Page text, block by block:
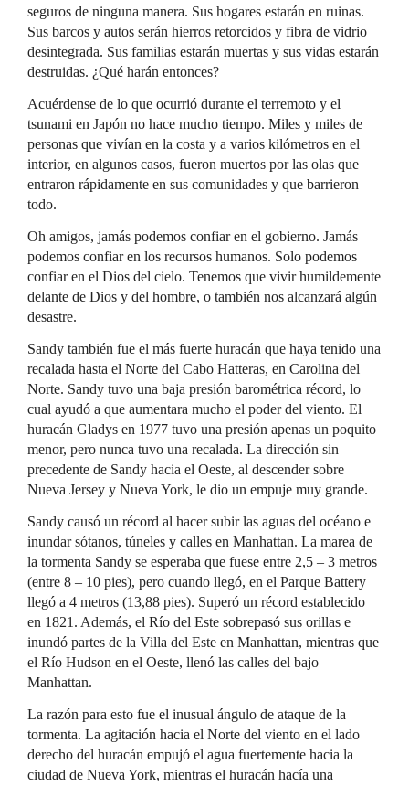
seguros de ninguna manera. Sus hogares estarán en ruinas.
Sus barcos y autos serán hierros retorcidos y fibra de vidrio
desintegrada. Sus familias estarán muertas y sus vidas estarán
destruidas. ¿Qué harán entonces?
Acuérdense de lo que ocurrió durante el terremoto y el
tsunami en Japón no hace mucho tiempo. Miles y miles de
personas que vivían en la costa y a varios kilómetros en el
interior, en algunos casos, fueron muertos por las olas que
entraron rápidamente en sus comunidades y que barrieron
todo.
Oh amigos, jamás podemos confiar en el gobierno. Jamás
podemos confiar en los recursos humanos. Solo podemos
confiar en el Dios del cielo. Tenemos que vivir humildemente
delante de Dios y del hombre, o también nos alcanzará algún
desastre.
Sandy también fue el más fuerte huracán que haya tenido una
recalada hasta el Norte del Cabo Hatteras, en Carolina del
Norte. Sandy tuvo una baja presión barométrica récord, lo
cual ayudó a que aumentara mucho el poder del viento. El
huracán Gladys en 1977 tuvo una presión apenas un poquito
menor, pero nunca tuvo una recalada. La dirección sin
precedente de Sandy hacia el Oeste, al descender sobre
Nueva Jersey y Nueva York, le dio un empuje muy grande.
Sandy causó un récord al hacer subir las aguas del océano e
inundar sótanos, túneles y calles en Manhattan. La marea de
la tormenta Sandy se esperaba que fuese entre 2,5 – 3 metros
(entre 8 – 10 pies), pero cuando llegó, en el Parque Battery
llegó a 4 metros (13,88 pies). Superó un récord establecido
en 1821. Además, el Río del Este sobrepasó sus orillas e
inundó partes de la Villa del Este en Manhattan, mientras que
el Río Hudson en el Oeste, llenó las calles del bajo
Manhattan.
La razón para esto fue el inusual ángulo de ataque de la
tormenta. La agitación hacia el Norte del viento en el lado
derecho del huracán empujó el agua fuertemente hacia la
ciudad de Nueva York, mientras el huracán hacía una